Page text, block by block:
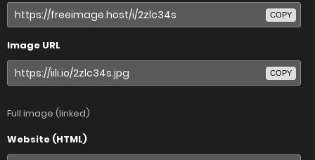
COPY
Image URL
COPY
Full image (linked)
Website (HTML)